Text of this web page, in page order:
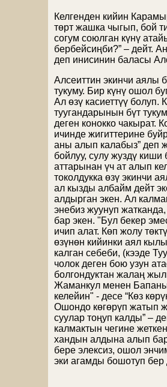
Келгенден кийин
төрт жашка чыгып, бой
согум союлган күнү
бербейсиңби?” – дейт.
деп инисинин баласы
Алсеиттин экинчи аялы
тукуму. Бир күнү ошол
Ал өзү касиеттүү
туугандарынын бүт
деген конокко чакырат.
ичинде жигиттерине
аны алып калабыз” деп
бойлуу, сулу жуздү
аттарынан үч ат алып
токолдукка өзү экинчи
ал кызды албайм дейт
алдырган экен. Ал
энебиз жуунуп
бар экен. "Бул бекер
ичип алат. Көп жолу
өзүнөн кийинки аял
калган себеби, (кээде
чолок деген бою узун
болгондуктан жалаң
Жаманкул менен Бапаны
келейин" - десе “Көз
Ошондо көгөрүп жатып
суулар тоңуп калды” –
калмактын чегине
хандын алдына алып
бере элексиз, ошол
эки агамды бошотуп бер